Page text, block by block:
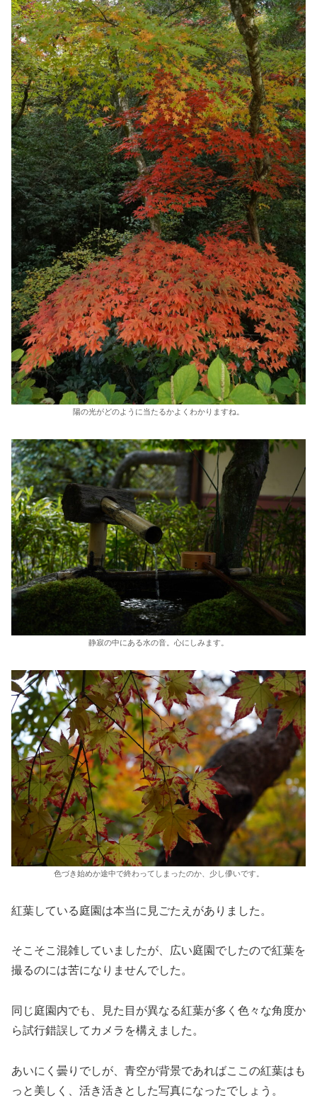
陽の光がどのように当たるかよくわかりますね。
静寂の中にある水の音。心にしみます。
色づき始めか途中で終わってしまったのか、少し儚いです。
紅葉している庭園は本当に見ごたえがありました。
そこそこ混雑していましたが、広い庭園でしたので紅葉を
撮るのには苦になりませんでした。
同じ庭園内でも、見た目が異なる紅葉が多く色々な角度か
ら試行錯誤してカメラを構えました。
あいにく曇りでしが、青空が背景であればここの紅葉はも
っと美しく、活き活きとした写真になったでしょう。